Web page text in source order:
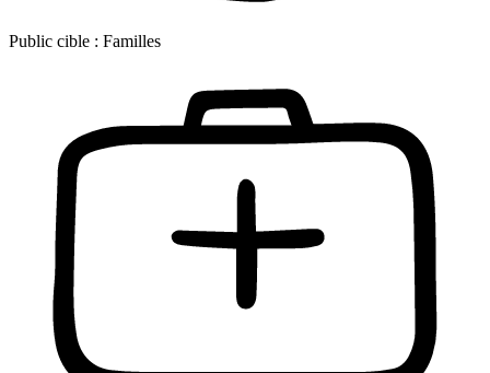
Public cible : Familles